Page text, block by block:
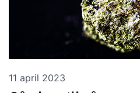
11 april 2023